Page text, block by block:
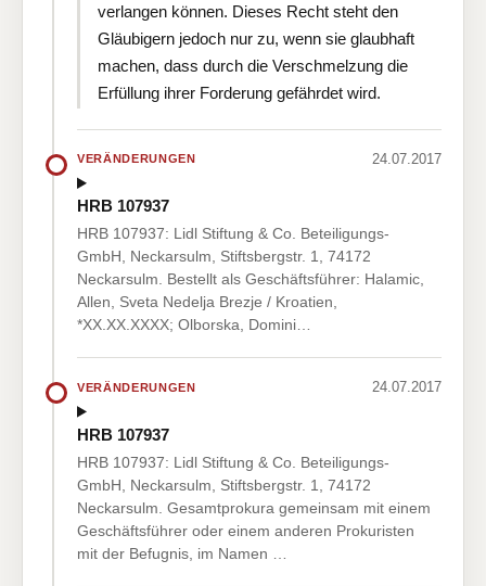
verlangen können. Dieses Recht steht den
Gläubigern jedoch nur zu, wenn sie glaubhaft
machen, dass durch die Verschmelzung die
Erfüllung ihrer Forderung gefährdet wird.
VERÄNDERUNGEN 24.07.2017
HRB 107937
HRB 107937: Lidl Stiftung & Co. Beteiligungs-
GmbH, Neckarsulm, Stiftsbergstr. 1, 74172
Neckarsulm. Bestellt als Geschäftsführer: Halamic,
Allen, Sveta Nedelja Brezje / Kroatien,
*XX.XX.XXXX; Olborska, Domini…
VERÄNDERUNGEN 24.07.2017
HRB 107937
HRB 107937: Lidl Stiftung & Co. Beteiligungs-
GmbH, Neckarsulm, Stiftsbergstr. 1, 74172
Neckarsulm. Gesamtprokura gemeinsam mit einem
Geschäftsführer oder einem anderen Prokuristen
mit der Befugnis, im Namen …